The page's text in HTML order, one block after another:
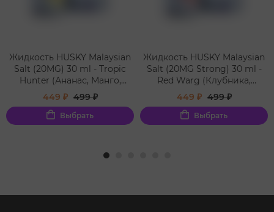
Жидкость HUSKY Malaysian
Salt (20MG) 30 ml - Tropic
Hunter (Ананас, Манго,
Дыня, Холодок)
449 ₽ 499 ₽
Выбрать
Жидкость HUSKY Malaysian
Salt (20MG Strong) 30 ml -
Red Warg (Клубника,
Малина, Холодок)
449 ₽ 499 ₽
Выбрать